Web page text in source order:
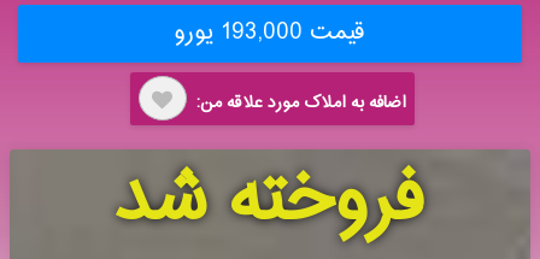
قیمت 193,000 یورو
اضافه به املاک مورد علاقه من:
فروخته شد